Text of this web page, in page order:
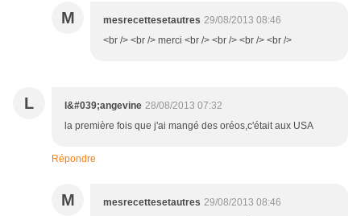
M mesrecettesetautres 29/08/2013 08:46
<br /> <br /> merci <br /> <br /> <br /> <br />
L l&#039;angevine 28/08/2013 07:32
la première fois que j'ai mangé des oréos,c'était aux USA
Répondre
M mesrecettesetautres 29/08/2013 08:46